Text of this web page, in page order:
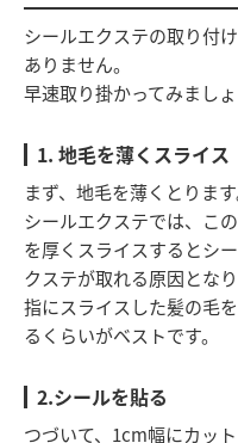
シールエクステの取り付
ありません。
早速取り掛かってみましょ
1. 地毛を薄くスライス
まず、地毛を薄くとりま
シールエクステでは、こ
を厚くスライスするとシ
クステが取れる原因となり
指にスライスした髪の毛
るくらいがベストです。
2.シールを貼る
つづいて、1cm幅にカッ